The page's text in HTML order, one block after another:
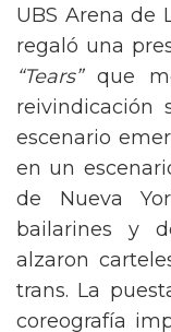
UBS Arena de
regaló una
“Tears”que
reivindicación
escenario
en un
de Nueva
bailarines y
alzaron
trans. La
coreografía